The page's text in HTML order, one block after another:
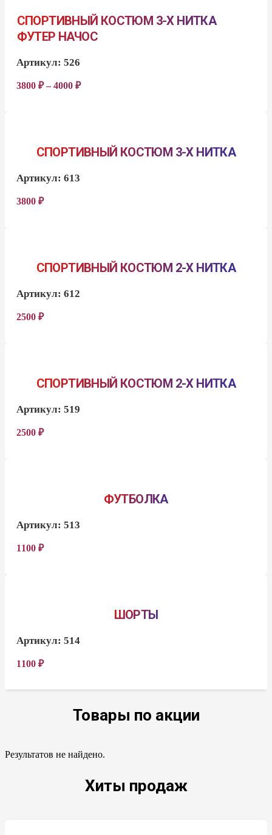
СПОРТИВНЫЙ КОСТЮМ 3-Х НИТКА
ФУТЕР НАЧОС
Артикул:526
3800₽–4000₽
СПОРТИВНЫЙ КОСТЮМ 3-Х НИТКА
Артикул:613
3800₽
СПОРТИВНЫЙ КОСТЮМ 2-Х НИТКА
Артикул:612
2500₽
СПОРТИВНЫЙ КОСТЮМ 2-Х НИТКА
Артикул:519
2500₽
ФУТБОЛКА
Артикул:513
1100₽
ШОРТЫ
Артикул:514
1100₽
Товары по акции
Результатов не найдено.
Хиты продаж